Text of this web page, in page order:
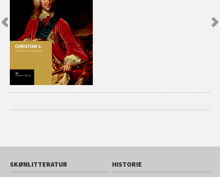
SKØNLITTERATUR
HISTORIE